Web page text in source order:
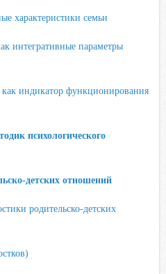
характеристики семьи
интегративные параметры
как индикатор функционирования
психологического
детских отношений
родительско-детских